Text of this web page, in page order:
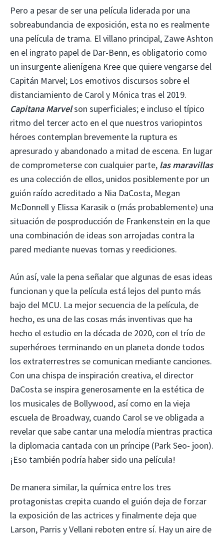
Pero a pesar de ser una película liderada por una
sobreabundancia de exposición, esta no es realmente
una película de trama. El villano principal, Zawe Ashton
en el ingrato papel de Dar-Benn, es obligatorio como
un insurgente alienígena Kree que quiere vengarse del
Capitán Marvel; Los emotivos discursos sobre el
distanciamiento de Carol y Mónica tras el 2019.
Capitana Marvelson superficiales; e incluso el típico
ritmo del tercer acto en el que nuestros variopintos
héroes contemplan brevemente la ruptura es
apresurado y abandonado a mitad de escena. En lugar
de comprometerse con cualquier parte, las maravillas
es una colección de ellos, unidos posiblemente por un
guión raído acreditado a Nia DaCosta, Megan
McDonnell y Elissa Karasik o (más probablemente) una
situación de posproducción de Frankenstein en la que
una combinación de ideas son arrojadas contra la
pared mediante nuevas tomas y reediciones.
Aún así, vale la pena señalar que algunas de esas ideas
funcionan y que la película está lejos del punto más
bajo del MCU. La mejor secuencia de la película, de
hecho, es una de las cosas más inventivas que ha
hecho el estudio en la década de 2020, con el trío de
superhéroes terminando en un planeta donde todos
los extraterrestres se comunican mediante canciones.
Con una chispa de inspiración creativa, el director
DaCosta se inspira generosamente en la estética de
los musicales de Bollywood, así como en la vieja
escuela de Broadway, cuando Carol se ve obligada a
revelar que sabe cantar una melodía mientras practica
la diplomacia cantada con un príncipe (Park Seo- joon).
¡Eso también podría haber sido una película!
De manera similar, la química entre los tres
protagonistas crepita cuando el guión deja de forzar
la exposición de las actrices y finalmente deja que
Larson, Parris y Vellani reboten entre sí. Hay un aire de